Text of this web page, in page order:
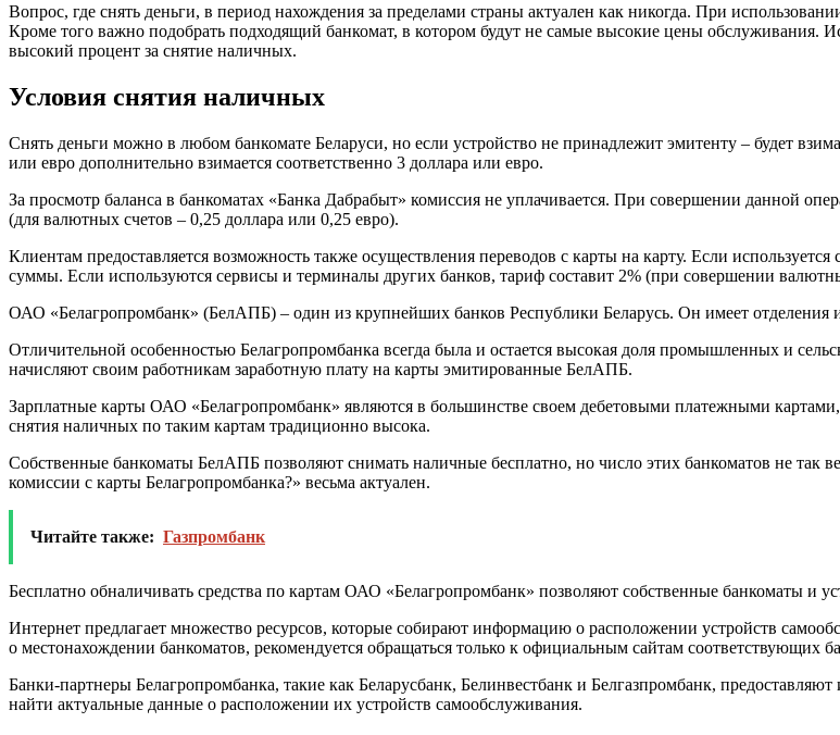
Вопрос, где снять деньги, в период нахождения за пределами страны актуален как никогда. При
Кроме того важно подобрать подходящий банкомат, в котором будут не самые высокие цены обслуживания.
высокий процент за снятие наличных.
Условия снятия наличных
Снять деньги можно в любом банкомате Беларуси, но если устройство не принадлежит эмитенту – будет
или евро дополнительно взимается соответственно 3 доллара или евро.
За просмотр баланса в банкоматах «Банка Дабрабыт» комиссия не уплачивается. При совершении данной
(для валютных счетов – 0,25 доллара или 0,25 евро).
Клиентам предоставляется возможность также осуществления переводов с карты на карту. Если
суммы. Если используются сервисы и терминалы других банков, тариф составит 2% (при совершении
ОАО «Белагропромбанк» (БелАПБ) – один из крупнейших банков Республики Беларусь. Он имеет отделения
Отличительной особенностью Белагропромбанка всегда была и остается высокая доля промышленных и
начисляют своим работникам заработную плату на карты эмитированные БелАПБ.
Зарплатные карты ОАО «Белагропромбанк» являются в большинстве своем дебетовыми платежными
снятия наличных по таким картам традиционно высока.
Собственные банкоматы БелАПБ позволяют снимать наличные бесплатно, но число этих банкоматов не так
комиссии с карты Белагропромбанка?» весьма актуален.
Читайте также: Газпромбанк
Бесплатно обналичивать средства по картам ОАО «Белагропромбанк» позволяют собственные банкоматы и
Интернет предлагает множество ресурсов, которые собирают информацию о расположении устройств
о местонахождении банкоматов, рекомендуется обращаться только к официальным сайтам соответствующих
Банки-партнеры Белагропромбанка, такие как Беларусбанк, Белинвестбанк и Белгазпромбанк,
найти актуальные данные о расположении их устройств самообслуживания.